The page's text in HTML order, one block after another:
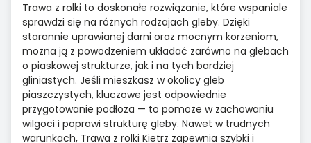
Trawa z rolki to doskonałe rozwiązanie, które wspaniale
sprawdzi się na różnych rodzajach gleby. Dzięki
starannie uprawianej darni oraz mocnym korzeniom,
można ją z powodzeniem układać zarówno na glebach
o piaskowej strukturze, jak i na tych bardziej
gliniastych. Jeśli mieszkasz w okolicy gleb
piaszczystych, kluczowe jest odpowiednie
przygotowanie podłoża — to pomoże w zachowaniu
wilgoci i poprawi strukturę gleby. Nawet w trudnych
warunkach, Trawa z rolki Kietrz zapewnia szybki i